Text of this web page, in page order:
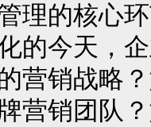
理的核心
的今天，
营销战略
营销团队